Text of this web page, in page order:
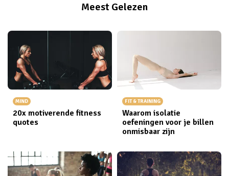
Meest Gelezen
MIND
20x motiverende fitness
quotes
FIT & TRAINING
Waarom isolatie
oefeningen voor je billen
onmisbaar zijn